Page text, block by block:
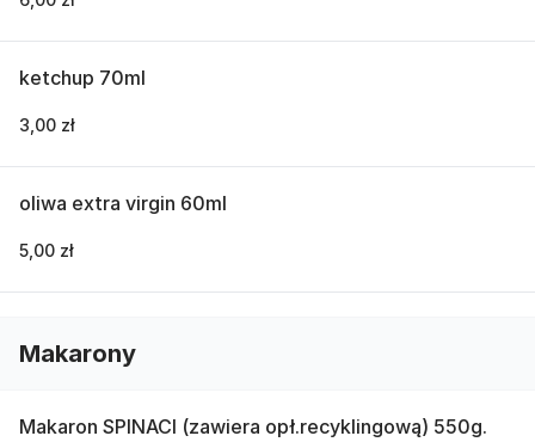
ketchup 70ml
3,00 zł
oliwa extra virgin 60ml
5,00 zł
Makarony
Makaron SPINACI (zawiera opł.recyklingową) 550g.